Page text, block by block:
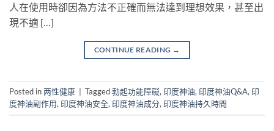
人在使用時卻因為方法不正確而無法達到理想效果，甚至出
現不適 […]
CONTINUE READING →
Posted in两性健康 Tagged勃起功能障礙,印度神油,印度神油Q&A,印
度神油副作用,印度神油安全,印度神油成分,印度神油持久時間